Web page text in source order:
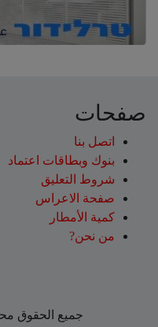
صفحات
اتصل بنا
بنوك وبطاقات اعتماد
شروط التعليق‎
صفحة الاعراس
كمية الأمطار
من نحن?
جميع الحقوق